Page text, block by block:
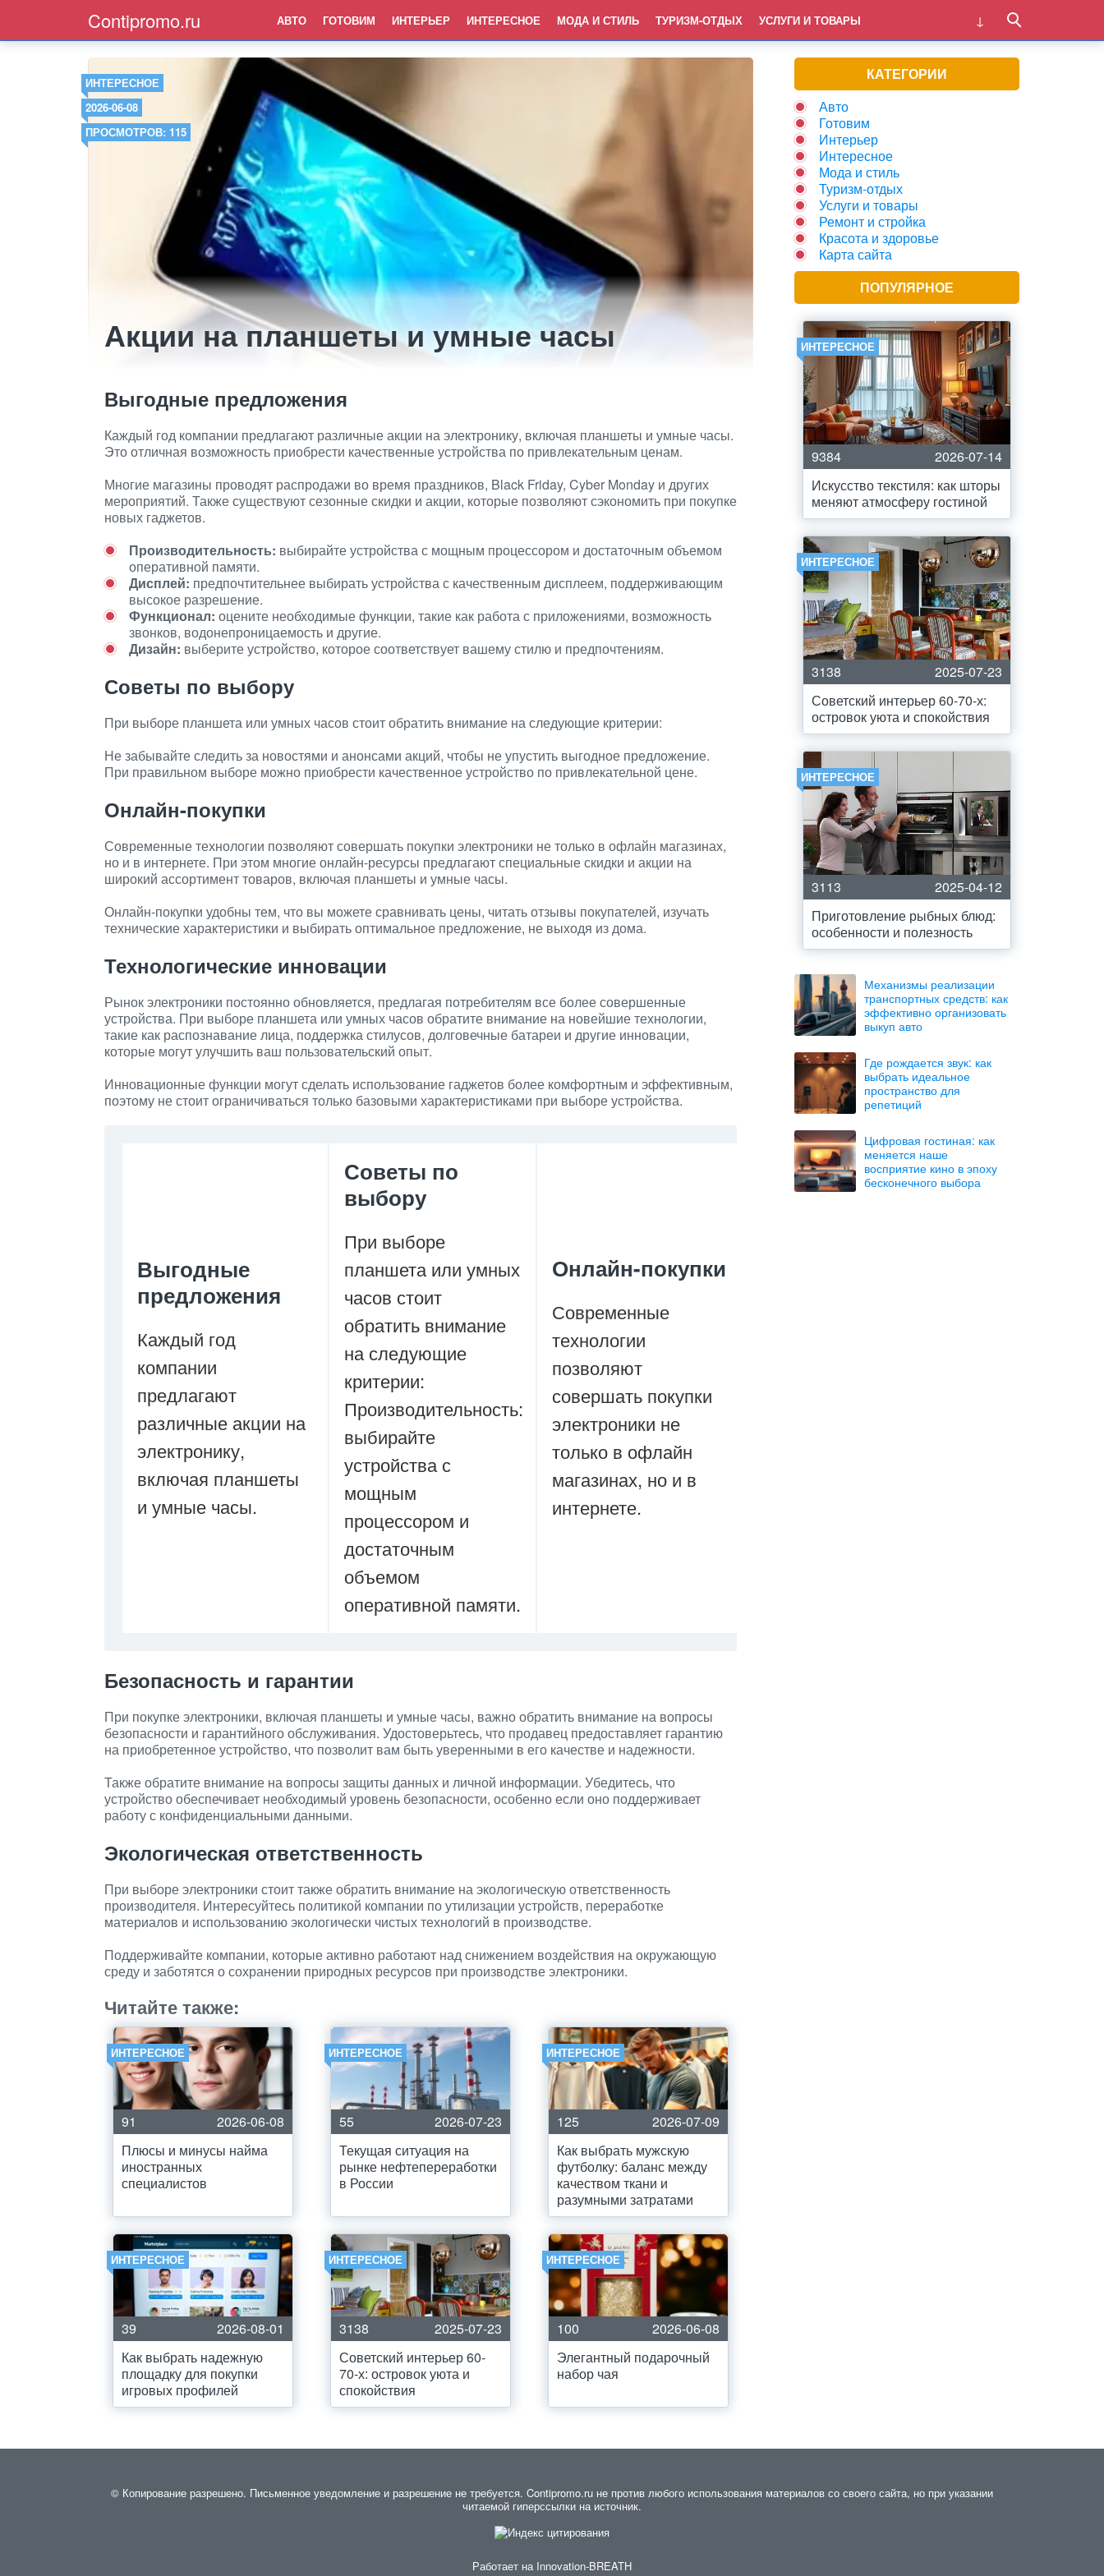
Contipromo.ru АВТО ГОТОВИМ ИНТЕРЬЕР ИНТЕРЕСНОЕ МОДА И СТИЛЬ ТУРИЗМ-ОТДЫХ УСЛУГИ И ТОВАРЫ
ИНТЕРЕСНОЕ
2026-06-08
ПРОСМОТРОВ: 115
Акции на планшеты и умные часы
Выгодные предложения
Каждый год компании предлагают различные акции на электронику, включая планшеты и умные часы.
Это отличная возможность приобрести качественные устройства по привлекательным ценам.
Многие магазины проводят распродажи во время праздников, Black Friday, Cyber Monday и других
мероприятий. Также существуют сезонные скидки и акции, которые позволяют сэкономить при покупке
новых гаджетов.
Производительность: выбирайте устройства с мощным процессором и достаточным объемом
оперативной памяти.
Дисплей: предпочтительнее выбирать устройства с качественным дисплеем, поддерживающим
высокое разрешение.
Функционал: оцените необходимые функции, такие как работа с приложениями, возможность
звонков, водонепроницаемость и другие.
Дизайн: выберите устройство, которое соответствует вашему стилю и предпочтениям.
Советы по выбору
При выборе планшета или умных часов стоит обратить внимание на следующие критерии:
Не забывайте следить за новостями и анонсами акций, чтобы не упустить выгодное предложение.
При правильном выборе можно приобрести качественное устройство по привлекательной цене.
Онлайн-покупки
Современные технологии позволяют совершать покупки электроники не только в офлайн магазинах,
но и в интернете. При этом многие онлайн-ресурсы предлагают специальные скидки и акции на
широкий ассортимент товаров, включая планшеты и умные часы.
Онлайн-покупки удобны тем, что вы можете сравнивать цены, читать отзывы покупателей, изучать
технические характеристики и выбирать оптимальное предложение, не выходя из дома.
Технологические инновации
Рынок электроники постоянно обновляется, предлагая потребителям все более совершенные
устройства. При выборе планшета или умных часов обратите внимание на новейшие технологии,
такие как распознавание лица, поддержка стилусов, долговечные батареи и другие инновации,
которые могут улучшить ваш пользовательский опыт.
Инновационные функции могут сделать использование гаджетов более комфортным и эффективным,
поэтому не стоит ограничиваться только базовыми характеристиками при выборе устройства.
Выгодные
предложения
Каждый год
компании
предлагают
различные акции на
электронику,
включая планшеты
и умные часы.
Советы по
выбору
При выборе
планшета или умных
часов стоит
обратить внимание
на следующие
критерии:
Производительность:
выбирайте
устройства с
мощным
процессором и
достаточным
объемом
оперативной памяти.
Онлайн-покупки
Современные
технологии
позволяют
совершать покупки
электроники не
только в офлайн
магазинах, но и в
интернете.
Безопасность и гарантии
При покупке электроники, включая планшеты и умные часы, важно обратить внимание на вопросы
безопасности и гарантийного обслуживания. Удостоверьтесь, что продавец предоставляет гарантию
на приобретенное устройство, что позволит вам быть уверенными в его качестве и надежности.
Также обратите внимание на вопросы защиты данных и личной информации. Убедитесь, что
устройство обеспечивает необходимый уровень безопасности, особенно если оно поддерживает
работу с конфиденциальными данными.
Экологическая ответственность
При выборе электроники стоит также обратить внимание на экологическую ответственность
производителя. Интересуйтесь политикой компании по утилизации устройств, переработке
материалов и использованию экологически чистых технологий в производстве.
Поддерживайте компании, которые активно работают над снижением воздействия на окружающую
среду и заботятся о сохранении природных ресурсов при производстве электроники.
Читайте также:
ИНТЕРЕСНОЕ
91
2026-06-08
Плюсы и минусы найма
иностранных
специалистов
ИНТЕРЕСНОЕ
55
2026-07-23
Текущая ситуация на
рынке нефтепереработки
в России
ИНТЕРЕСНОЕ
125
2026-07-09
Как выбрать мужскую
футболку: баланс между
качеством ткани и
разумными затратами
ИНТЕРЕСНОЕ
39
2026-08-01
Как выбрать надежную
площадку для покупки
игровых профилей
ИНТЕРЕСНОЕ
3138
2025-07-23
Советский интерьер 60-
70-х: островок уюта и
спокойствия
ИНТЕРЕСНОЕ
100
2026-06-08
Элегантный подарочный
набор чая
КАТЕГОРИИ
Авто
Готовим
Интерьер
Интересное
Мода и стиль
Туризм-отдых
Услуги и товары
Ремонт и стройка
Красота и здоровье
Карта сайта
ПОПУЛЯРНОЕ
ИНТЕРЕСНОЕ
9384
2026-07-14
Искусство текстиля: как шторы
меняют атмосферу гостиной
ИНТЕРЕСНОЕ
3138
2025-07-23
Советский интерьер 60-70-х:
островок уюта и спокойствия
ИНТЕРЕСНОЕ
3113
2025-04-12
Приготовление рыбных блюд:
особенности и полезность
Механизмы реализации
транспортных средств: как
эффективно организовать
выкуп авто
Где рождается звук: как
выбрать идеальное
пространство для
репетиций
Цифровая гостиная: как
меняется наше
восприятие кино в эпоху
бесконечного выбора
© Копирование разрешено. Письменное уведомление и разрешение не требуется. Contipromo.ru не против любого использования материалов со своего сайта, но при указании
читаемой гиперссылки на источник.
Работает на Innovation-BREATH